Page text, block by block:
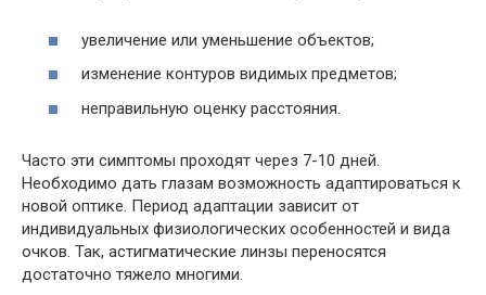
увеличение или уменьшение объектов;
изменение контуров видимых предметов;
неправильную оценку расстояния.
Часто эти симптомы проходят через 7-10 дней.
Необходимо дать глазам возможность адаптироваться к
новой оптике. Период адаптации зависит от
индивидуальных физиологических особенностей и вида
очков. Так, астигматические линзы переносятся
достаточно тяжело многими.